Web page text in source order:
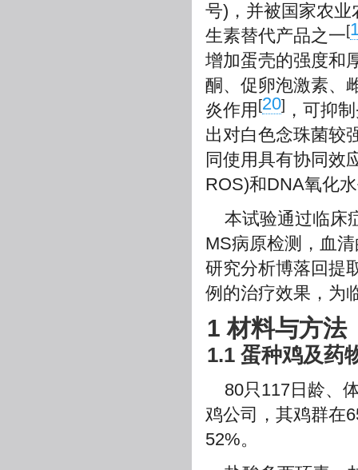
号)，并被国家农
生素替代产品之一[
增加蛋壳的强度和
酮、促卵泡激素、
炎作用 [20] ，可抑
出对白色念珠菌较
同使用具有协同效
ROS)和DNA氧化
本试验通过临床
MS病原检测，血
研究分析博落回提
例的治疗效果，为
1 材料与方法
1.1 蛋种鸡及药
80只117日龄、
鸡公司，其鸡群在
52%。